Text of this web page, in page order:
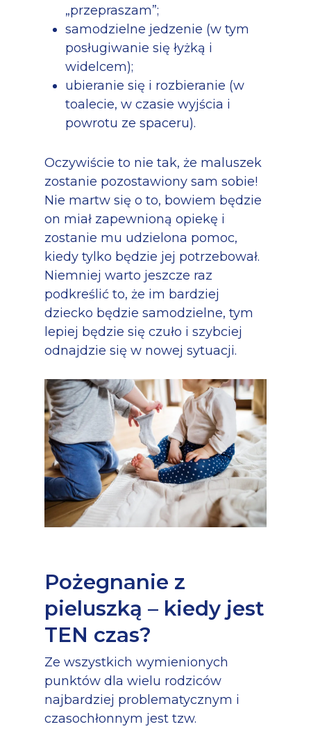
„przepraszam”;
samodzielne jedzenie (w tym
posługiwanie się łyżką i
widelcem);
ubieranie się i rozbieranie (w
toalecie, w czasie wyjścia i
powrotu ze spaceru).
Oczywiście to nie tak, że maluszek
zostanie pozostawiony sam sobie!
Nie martw się o to, bowiem będzie
on miał zapewnioną opiekę i
zostanie mu udzielona pomoc,
kiedy tylko będzie jej potrzebował.
Niemniej warto jeszcze raz
podkreślić to, że im bardziej
dziecko będzie samodzielne, tym
lepiej będzie się czuło i szybciej
odnajdzie się w nowej sytuacji.
Pożegnanie z
pieluszką – kiedy jest
TEN czas?
Ze wszystkich wymienionych
punktów dla wielu rodziców
najbardziej problematycznym i
czasochłonnym jest tzw.